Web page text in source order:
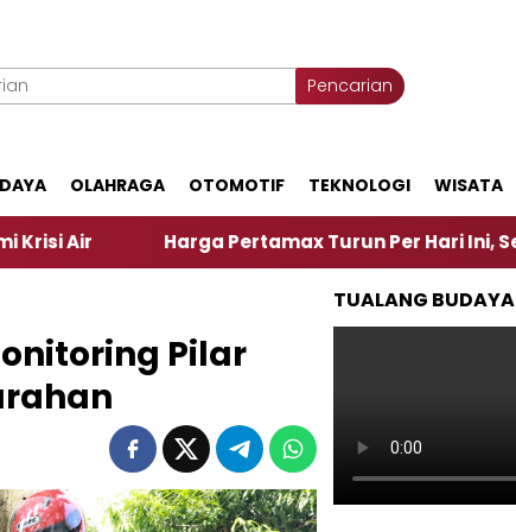
Pencarian
OLAHRAGA OTOMOTIF TEKNOLOGI WISATA
Harga Pertamax Turun Per Hari Ini, Segini Harganya
Pilar
TUALANG BUDAYA